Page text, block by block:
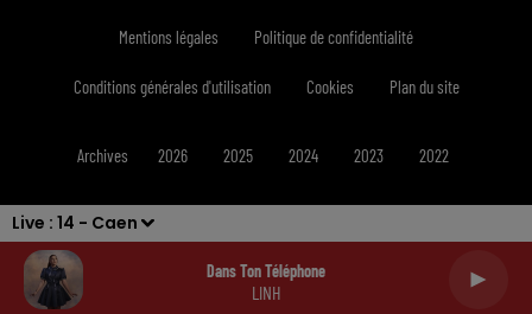
Live : 14 - Caen
Dans Ton Téléphone
LINH
Mentions légales Politique de confidentialité
Conditions générales d'utilisation Cookies Plan du site
Archives 2026 2025 2024 2023 2022